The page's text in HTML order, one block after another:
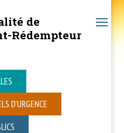
de
Rédempteur
D’URGENCE